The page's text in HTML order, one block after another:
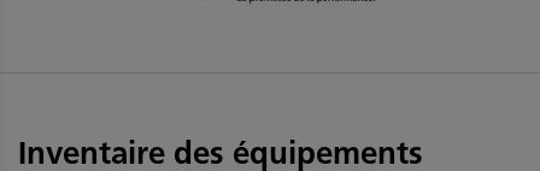
Inventaire des équipements